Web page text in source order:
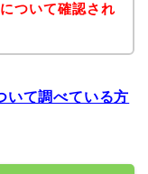
ついて確認され
て調べている方